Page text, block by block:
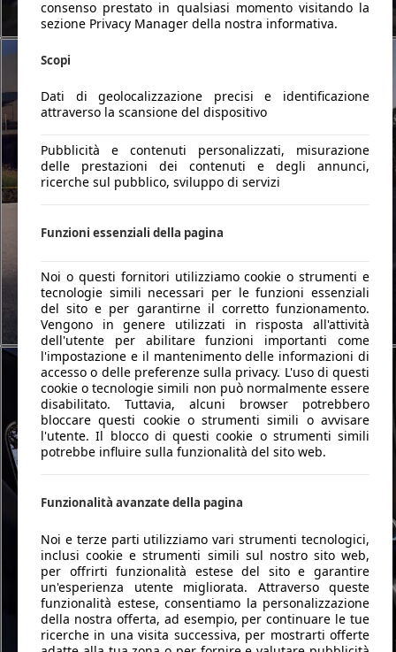
consenso prestato in qualsiasi momento visitando la
sezione Privacy Manager della nostra informativa.
Scopi
Dati di geolocalizzazione precisi e identificazione
attraverso la scansione del dispositivo
Pubblicità e contenuti personalizzati, misurazione
delle prestazioni dei contenuti e degli annunci,
ricerche sul pubblico, sviluppo di servizi
Funzioni essenziali della pagina
Noi o questi fornitori utilizziamo cookie o strumenti e
tecnologie simili necessari per le funzioni essenziali
del sito e per garantirne il corretto funzionamento.
Vengono in genere utilizzati in risposta all'attività
dell'utente per abilitare funzioni importanti come
l'impostazione e il mantenimento delle informazioni di
accesso o delle preferenze sulla privacy. L'uso di questi
cookie o tecnologie simili non può normalmente essere
disabilitato. Tuttavia, alcuni browser potrebbero
bloccare questi cookie o strumenti simili o avvisare
l'utente. Il blocco di questi cookie o strumenti simili
potrebbe influire sulla funzionalità del sito web.
Funzionalità avanzate della pagina
Noi e terze parti utilizziamo vari strumenti tecnologici,
inclusi cookie e strumenti simili sul nostro sito web,
per offrirti funzionalità estese del sito e garantire
un'esperienza utente migliorata. Attraverso queste
funzionalità estese, consentiamo la personalizzazione
della nostra offerta, ad esempio, per continuare le tue
ricerche in una visita successiva, per mostrarti offerte